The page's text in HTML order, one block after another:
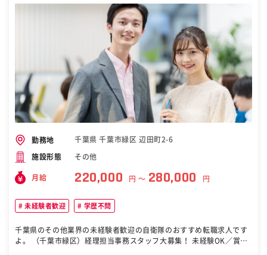
スに沿い業務を進めてください。 【未経験からでも活躍できる理由
は】 入社後は、フォローアップ・OJT研修・スキルアップ研修などフ
ェーズに合わせた研修や、eラーニング講座が受けられます。 基礎を
しっかりと学べるため、営業、販売などをはじめ、異業種出身の先輩
達が多数活躍中。資格取得支援制度も整っているので、将来的には国
家資格の取得も目指せます。 さらに、専任のフォロー担当者がつき、
月に1回以上の面談を行うことで、業務の不安やスキルアップに関す
る相談ができる環境も整っています。 新しい環境で、新しい仕事にチ
ャレンジしたい、そんな希望をお持ちの方、ぜひ当社の扉を叩いてく
ださい。 【職場環境】 社員満足度100％を目指し、働きやすい職場環
境づくりに注力しています。幅広い世代の社員が活躍しており、未経
相談し、解決できる環境がありますので安心して飛び込んできてくだ
さい！ この仕事のやりがい 施工管理は、ゼネコンと現場で働く職人を
繋ぐ中間管理職としての役割を果たします。多くの人々と関わりなが
やりがいのある仕事です。 ［自衛隊・転職・求人］
勤務地 千葉県 千葉市緑区 辺田町2-6
施設形態 その他
月給 220,000 円 〜 280,000 円
未経験者歓迎 学歴不問
千葉県のその他業界の未経験者歓迎の自衛隊のおすすめ転職求人です
よ。 （千葉市緑区）経理担当事務スタッフ大募集！ 未経験OK／賞与